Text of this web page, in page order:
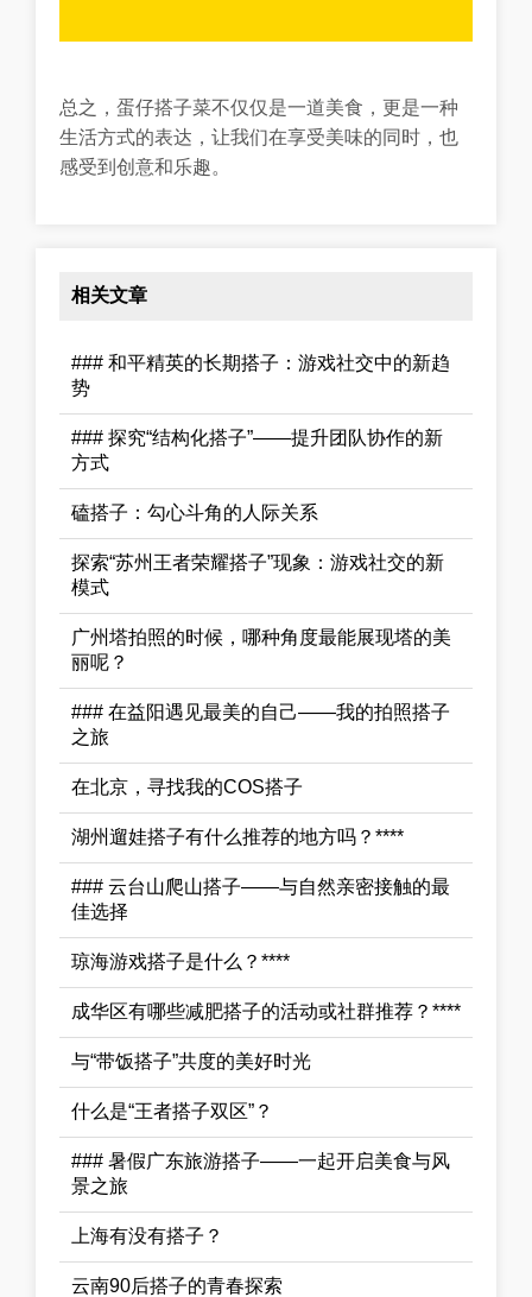
总之，蛋仔搭子菜不仅仅是一道美食，更是一种
生活方式的表达，让我们在享受美味的同时，也
感受到创意和乐趣。
相关文章
### 和平精英的长期搭子：游戏社交中的新趋
势
### 探究“结构化搭子”——提升团队协作的新
方式
磕搭子：勾心斗角的人际关系
探索“苏州王者荣耀搭子”现象：游戏社交的新
模式
广州塔拍照的时候，哪种角度最能展现塔的美
丽呢？
### 在益阳遇见最美的自己——我的拍照搭子
之旅
在北京，寻找我的COS搭子
湖州遛娃搭子有什么推荐的地方吗？****
### 云台山爬山搭子——与自然亲密接触的最
佳选择
琼海游戏搭子是什么？****
成华区有哪些减肥搭子的活动或社群推荐？****
与“带饭搭子”共度的美好时光
什么是“王者搭子双区”？
### 暑假广东旅游搭子——一起开启美食与风
景之旅
上海有没有搭子？
云南90后搭子的青春探索